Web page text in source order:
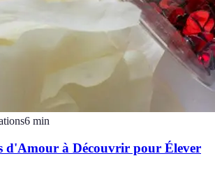
6 min
d'Amour à Découvrir pour Élever